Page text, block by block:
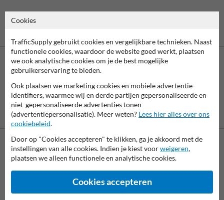
per bank
is mogelijk
Neem contact met ons op
Vragen? Stuur een e-mail naarinfo@trafficsupply.be
formulier in en we reageren zo spoedig mogelijk.
Cookies
TrafficSupply gebruikt cookies en vergelijkbare technieken. Naast
functionele cookies, waardoor de website goed werkt, plaatsen
we ook analytische cookies om je de best mogelijke
gebruikerservaring te bieden.
Ook plaatsen we marketing cookies en mobiele advertentie-
identifiers, waarmee wij en derde partijen gepersonaliseerde en
niet-gepersonaliseerde advertenties tonen
(advertentiepersonalisatie). Meer weten? Lees hier alles over ons
cookiebeleid.
Door op "Cookies accepteren" te klikken, ga je akkoord met de
instellingen van alle cookies. Indien je kiest voorweigeren,
plaatsen we alleen functionele en analytische cookies.
Cookies accepteren